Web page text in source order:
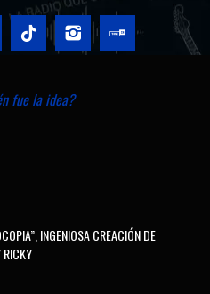
fue la idea?
INGENIOSA CREACIÓN DE
RICKY